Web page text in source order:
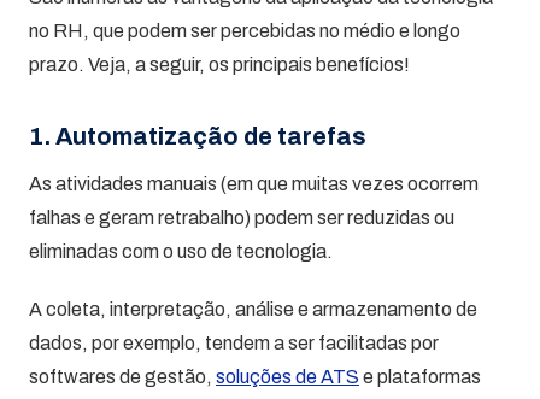
no RH, que podem ser percebidas no médio e longo
prazo. Veja, a seguir, os principais benefícios!
1. Automatização de tarefas
As atividades manuais (em que muitas vezes ocorrem
falhas e geram retrabalho) podem ser reduzidas ou
eliminadas com o uso de tecnologia.
A coleta, interpretação, análise e armazenamento de
dados, por exemplo, tendem a ser facilitadas por
softwares de gestão, soluções de ATS e plataformas